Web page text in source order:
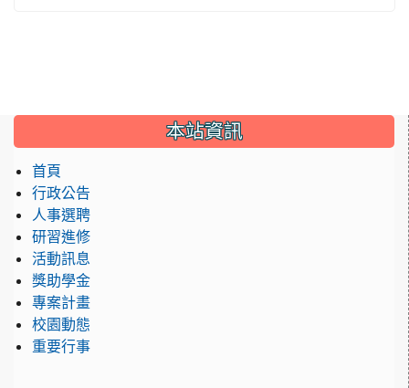
::: 本站資訊
首頁
行政公告
人事選聘
研習進修
活動訊息
獎助學金
專案計畫
校園動態
重要行事